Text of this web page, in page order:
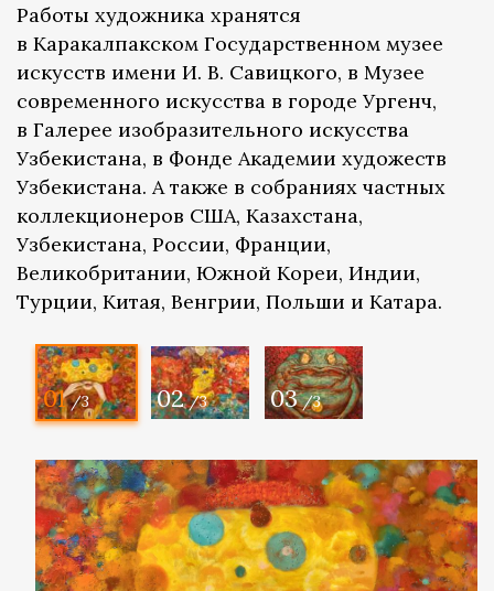
Работы художника хранятся
в Каракалпакском Государственном музее
искусств имени И. В. Савицкого, в Музее
современного искусства в городе Ургенч,
в Галерее изобразительного искусства
Узбекистана, в Фонде Академии художеств
Узбекистана. А также в собраниях частных
коллекционеров США, Казахстана,
Узбекистана, России, Франции,
Великобритании, Южной Кореи, Индии,
Турции, Китая, Венгрии, Польши и Катара.
01 /3 02 /3 03 /3